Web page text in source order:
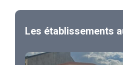
Les établissements